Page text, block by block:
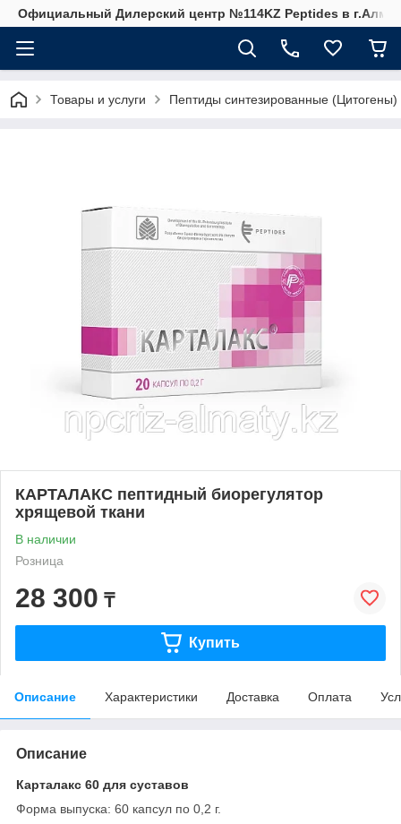
Официальный Дилерский центр №114KZ Peptides в
Товары и услуги Пептиды синтезированные (Цитогены)
КАРТАЛАКС пептидный биорегулятор
хрящевой ткани
В наличии
Розница
28 300 ₸
Купить
Описание Характеристики Доставка Оплата
Описание
Карталакс 60 для суставов
Форма выпуска: 60 капсул по 0,2 г.